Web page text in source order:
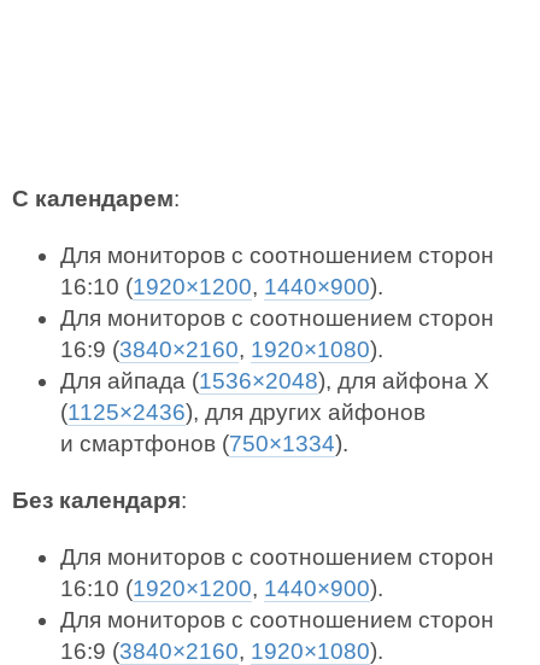
С календарем:
Для мониторов с соотношением сторон
16:10 (1920×1200, 1440×900).
Для мониторов с соотношением сторон
16:9 (3840×2160, 1920×1080).
Для айпада (1536×2048), для айфона X
(1125×2436), для других айфонов
и смартфонов (750×1334).
Без календаря:
Для мониторов с соотношением сторон
16:10 (1920×1200, 1440×900).
Для мониторов с соотношением сторон
16:9 (3840×2160, 1920×1080).